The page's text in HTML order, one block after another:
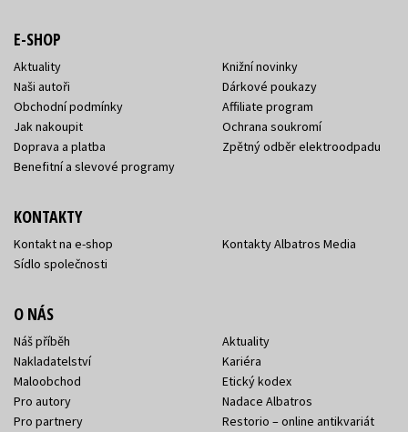
E-SHOP
Aktuality
Naši autoři
Obchodní podmínky
Jak nakoupit
Doprava a platba
Benefitní a slevové programy
Knižní novinky
Dárkové poukazy
Affiliate program
Ochrana soukromí
Zpětný odběr elektroodpadu
KONTAKTY
Kontakt na e-shop
Sídlo společnosti
Kontakty Albatros Media
O NÁS
Náš příběh
Nakladatelství
Maloobchod
Pro autory
Pro partnery
Aktuality
Kariéra
Etický kodex
Nadace Albatros
Restorio – online antikvariát